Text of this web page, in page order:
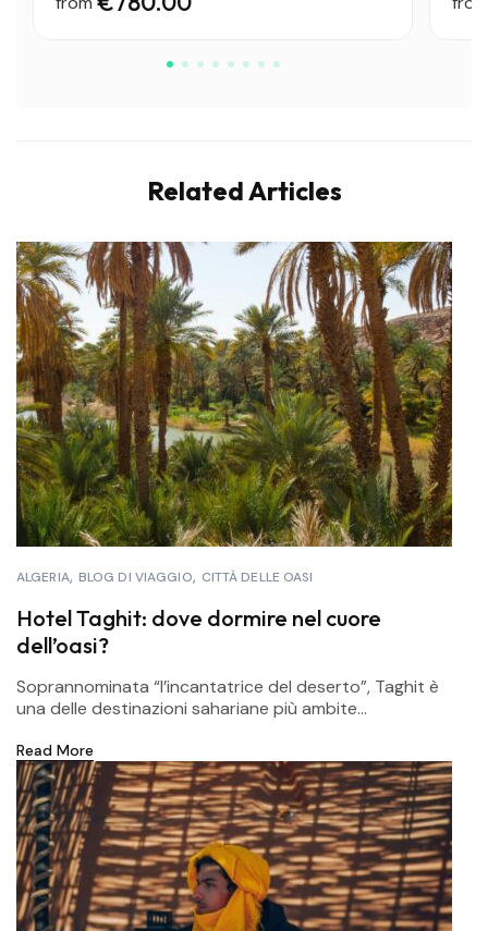
Inverno: mite ma umido → abbigliamento caldo +
Related Articles
ALGERIA BLOG DI VIAGGIO CITTÀ DELLE OASI
Hotel Taghit: dove dormire nel cuore
dell’oasi?
Soprannominata “l’incantatrice del deserto”, Taghit è
una delle destinazioni sahariane più ambite...
Read More